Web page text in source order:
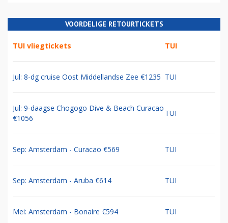
VOORDELIGE RETOURTICKETS
TUI vliegtickets TUI
Jul: 8-dg cruise Oost Middellandse Zee €1235 TUI
Jul: 9-daagse Chogogo Dive & Beach Curacao
€1056
TUI
Sep: Amsterdam - Curacao €569 TUI
Sep: Amsterdam - Aruba €614 TUI
Mei: Amsterdam - Bonaire €594 TUI